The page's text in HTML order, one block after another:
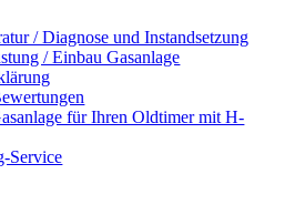
/ Diagnose und Instandsetzung
/ Einbau Gasanlage
für Ihren Oldtimer mit H-
Service